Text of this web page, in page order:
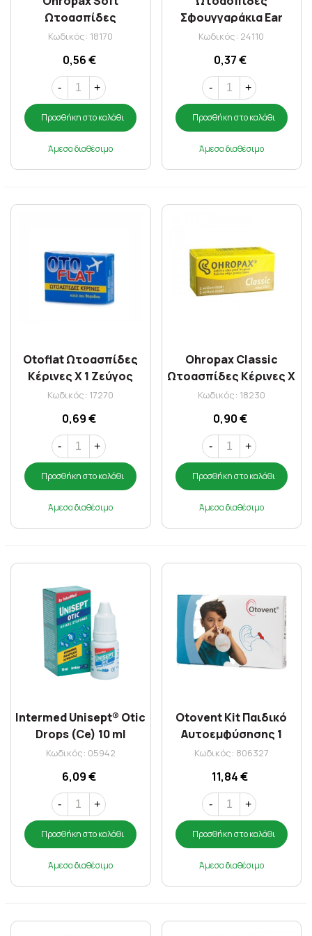
Ωτοασπίδες
Αφρώδεις X 1 Ζεύγος
Κωδικός: 18170
0,56 €
- +
Προσθήκη στο καλάθι
Άμεσα διαθέσιμο
Σφουγγαράκια Ear
Classic
Κωδικός: 24110
0,37 €
- +
Προσθήκη στο καλάθι
Άμεσα διαθέσιμο
Otoflat Ωτοασπίδες
Κέρινες X 1 Ζεύγος
Κωδικός: 17270
0,69 €
- +
Προσθήκη στο καλάθι
Άμεσα διαθέσιμο
Ohropax Classic
Ωτοασπίδες Κέρινες X
1 Ζεύγος
Κωδικός: 18230
0,90 €
- +
Προσθήκη στο καλάθι
Άμεσα διαθέσιμο
Intermed Unisept® Otic
Drops (Ce) 10 ml
Κωδικός: 05942
6,09 €
- +
Προσθήκη στο καλάθι
Άμεσα διαθέσιμο
Otovent Kit Παιδικό
Αυτοεμφύσησης 1
Συσκευή X 5
Κωδικός: 806327
11,84 €
- +
Προσθήκη στο καλάθι
Άμεσα διαθέσιμο